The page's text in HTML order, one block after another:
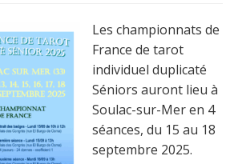
Les championnats de
France de tarot
individuel duplicaté
Séniors auront lieu à
Soulac-sur-Mer en 4
séances, du 15 au 18
septembre 2025.